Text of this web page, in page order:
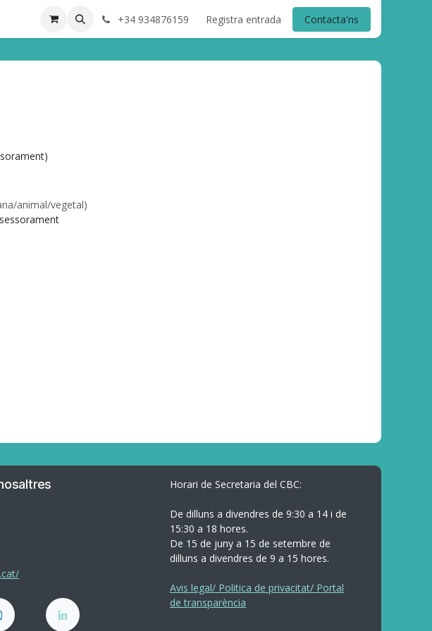
+34 934876159 Registra entrada Contacta'ns
animal/vegetal)
Horari de Secretaria del CBC:
De dilluns a divendres de 9:30 a 14 i de
15:30 a 18 hores.
De 15 de juny a 15 de setembre de
dilluns a divendres de 9 a 15 hores.
Avis legal/ Politica de privacitat/ Portal
de transparència